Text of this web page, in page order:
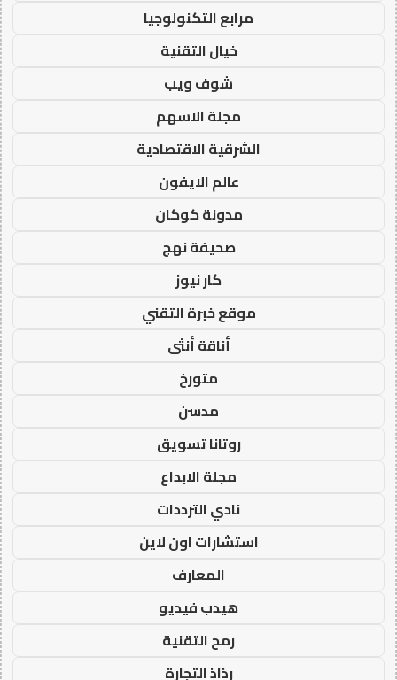
مرابع التكنولوجيا
خيال التقنية
شوف ويب
مجلة الاسهم
الشرقية الاقتصادية
عالم الايفون
مدونة كوكان
صحيفة نهج
كار نيوز
موقع خبرة التقني
أناقة أنثى
متورخ
مدسن
روتانا تسويق
مجلة الابداع
نادي الترددات
استشارات اون لاين
المعارف
هيدب فيديو
رمح التقنية
رذاذ التجارة